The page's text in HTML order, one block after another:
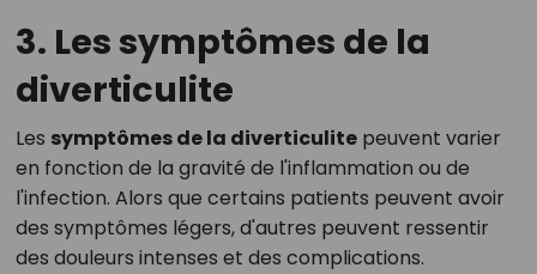
3. Les symptômes de la
diverticulite
Les symptômes de la diverticulitepeuvent varier
en fonction de la gravité de l'inflammation ou de
l'infection. Alors que certains patients peuvent avoir
des symptômes légers, d'autres peuvent ressentir
des douleurs intenses et des complications.